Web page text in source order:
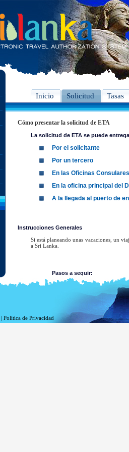
Inicio Solicitud Tasas
Cómo presentar la solicitud de ETA
La solicitud de ETA se puede
Por el solicitante
Por un tercero
En las Oficinas
En la oficina principal del
A la llegada al puerto de
Instrucciones Generales
Si está planeando unas vacaciones, un
a Sri Lanka.
Pasos a seguir:
Presente la solicitud.
Obtenga el acuse de
Reciba la notificación
contactar con su
| Política de Privacidad